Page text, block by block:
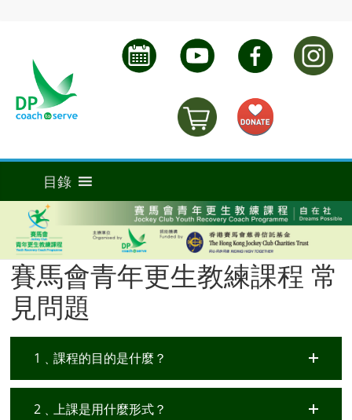
賽馬會青年更生教練課程 常
見問題
1﹑課程的目的是什麼？
2﹑上課是用什麼形式？